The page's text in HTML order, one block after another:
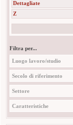
Dettagliate
Z
Filtra per...
Luogo lavoro/studio
Secolo di riferimento
Settore
Caratteristiche